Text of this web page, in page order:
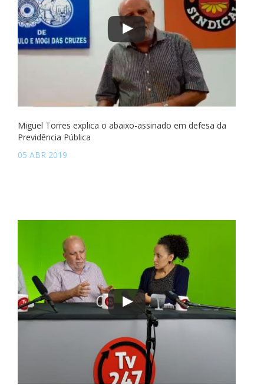
Miguel Torres explica o abaixo-assinado em defesa da
Previdência Pública
05 ABR 2019